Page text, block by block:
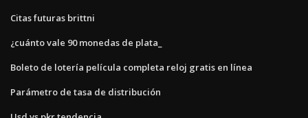
Citas futuras brittni
¿cuánto vale 90 monedas de plata_
Boleto de lotería película completa reloj gratis en línea
Parámetro de tasa de distribución